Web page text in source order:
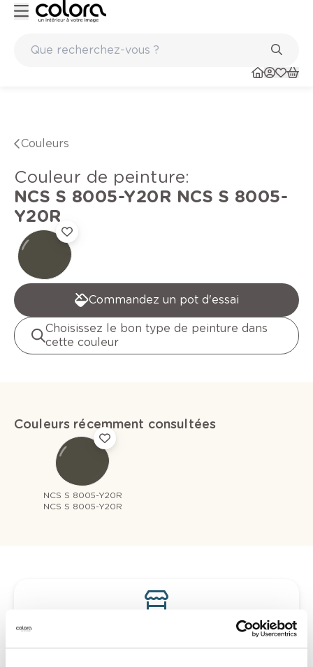
Couleurs
Couleur de peinture:
NCS S 8005-Y20R NCS S 8005-
Y20R
Commandez un pot d'essai
Choisissez le bon type de peinture dans
cette couleur
Couleurs récemment consultées
NCS S 8005-Y20R
NCS S 8005-Y20R
Voyez votre couleur en magasin
Découvrez des échantillons de votre